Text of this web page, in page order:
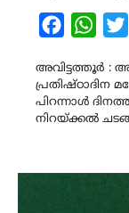
Facebook
അവിട്ടത്തൂർ :
പ്രതിഷ്‌ഠാദിന
പിറന്നാൾ
നിറയ്ക്കൽ